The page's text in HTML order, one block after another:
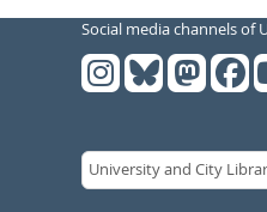
Social media channels of